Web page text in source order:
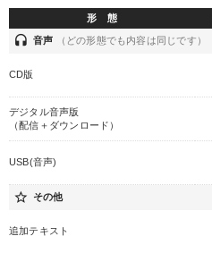
労務問題・リスク対策 未来先
節税
※「更新」を押すと「カテゴリー」「目的別」
local_offer タグから探す
形 態
headset 音声 （どの形態でも内容は同じです）
CD版
デジタル音声版
（配信＋ダウンロード）
USB(音声)
star_border その他
追加テキスト